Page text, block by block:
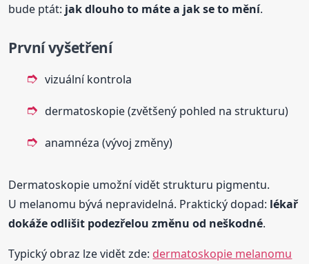
bude ptát: jak dlouho to máte a jak se to mění.
První vyšetření
vizuální kontrola
dermatoskopie (zvětšený pohled na strukturu)
anamnéza (vývoj změny)
Dermatoskopie umožní vidět strukturu pigmentu.
U melanomu bývá nepravidelná. Praktický dopad: lékař
dokáže odlišit podezřelou změnu od neškodné.
Typický obraz lze vidět zde: dermatoskopie melanomu